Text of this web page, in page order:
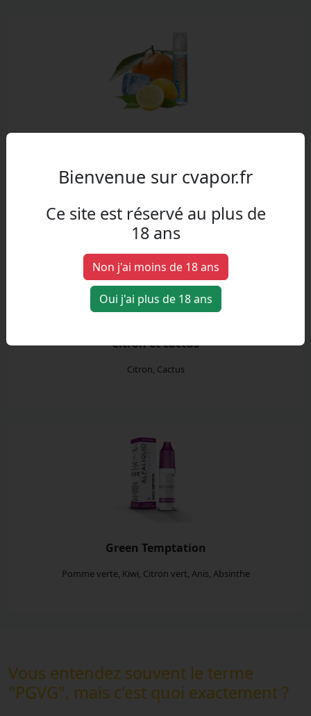
Citron et cactus
Citron, Cactus
Green Temptation
Pomme verte, Kiwi, Citron vert, Anis, Absinthe
Vous entendez souvent le terme
"PGVG", mais c'est quoi exactement ?
Bienvenue sur cvapor.fr
Ce site est réservé au plus de
18 ans
Non j'ai moins de 18 ans
Oui j'ai plus de 18 ans